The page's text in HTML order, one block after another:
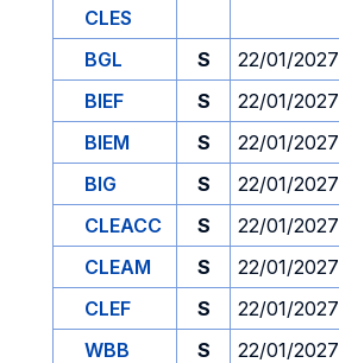
CLES
BGL S 22/01/2027
BIEF
S 22/01/2027
BIEM
S 22/01/2027
BIG
S 22/01/2027
CLEACC
S 22/01/2027
CLEAM
S 22/01/2027
CLEF
S 22/01/2027
WBB
S 22/01/2027